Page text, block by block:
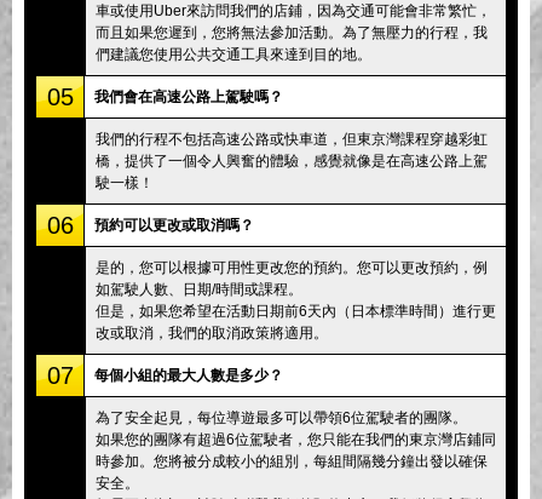
車或使用Uber來訪問我們的店鋪，因為交通可能會非常繁忙，
而且如果您遲到，您將無法參加活動。為了無壓力的行程，我
們建議您使用公共交通工具來達到目的地。
05 我們會在高速公路上駕駛嗎？
我們的行程不包括高速公路或快車道，但東京灣課程穿越彩虹
橋，提供了一個令人興奮的體驗，感覺就像是在高速公路上駕
駛一樣！
06 預約可以更改或取消嗎？
是的，您可以根據可用性更改您的預約。您可以更改預約，例
如駕駛人數、日期/時間或課程。
但是，如果您希望在活動日期前6天內（日本標準時間）進行更
改或取消，我們的取消政策將適用。
07 每個小組的最大人數是多少？
為了安全起見，每位導遊最多可以帶領6位駕駛者的團隊。
如果您的團隊有超過6位駕駛者，您只能在我們的東京灣店鋪同
時參加。您將被分成較小的組別，每組間隔幾分鐘出發以確保
安全。